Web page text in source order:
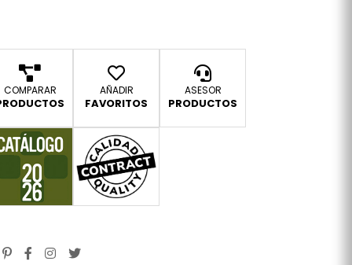
COMPARAR AÑADIR
FAVORITOS
ASESOR
PRODUCTOS